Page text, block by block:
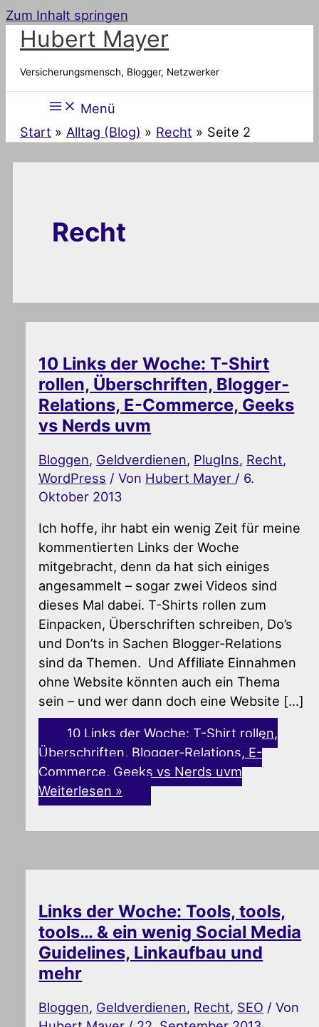
Zum Inhalt springen
Hubert Mayer
Versicherungsmensch, Blogger, Netzwerker
Menü
Start
Alltag (Blog) Recht Seite 2
Recht
10 Links der Woche: T-Shirt
rollen, Überschriften, Blogger-
Relations, E-Commerce, Geeks
vs Nerds uvm
Bloggen, Geldverdienen, PlugIns, Recht,
WordPress / Von Hubert Mayer / 6.
Oktober 2013
Ich hoffe, ihr habt ein wenig Zeit für meine
kommentierten Links der Woche
mitgebracht, denn da hat sich einiges
angesammelt – sogar zwei Videos sind
dieses Mal dabei. T-Shirts rollen zum
Einpacken, Überschriften schreiben, Do’s
und Don’ts in Sachen Blogger-Relations
sind da Themen. Und Affiliate Einnahmen
ohne Website könnten auch ein Thema
sein – und wer dann doch eine Website […]
10 Links der Woche: T-Shirt rollen,
Überschriften, Blogger-Relations, E-
Commerce, Geeks vs Nerds uvm
Weiterlesen »
Links der Woche: Tools, tools,
tools… & ein wenig Social Media
Guidelines, Linkaufbau und
mehr
Bloggen, Geldverdienen, Recht, SEO / Von